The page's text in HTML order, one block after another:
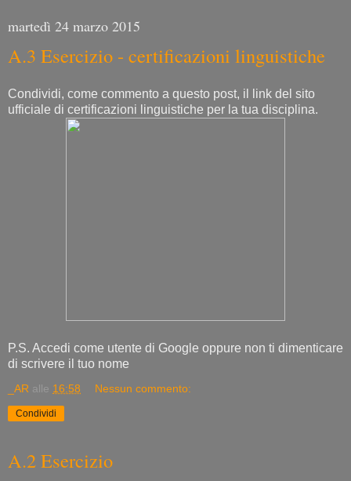
martedì 24 marzo 2015
A.3 Esercizio - certificazioni linguistiche
Condividi, come commento a questo post, il link del sito
ufficiale di certificazioni linguistiche per la tua disciplina.
P.S. Accedi come utente di Google oppure non ti dimenticare
di scrivere il tuo nome
_AR alle 16:58 Nessun commento:
Condividi
A.2 Esercizio